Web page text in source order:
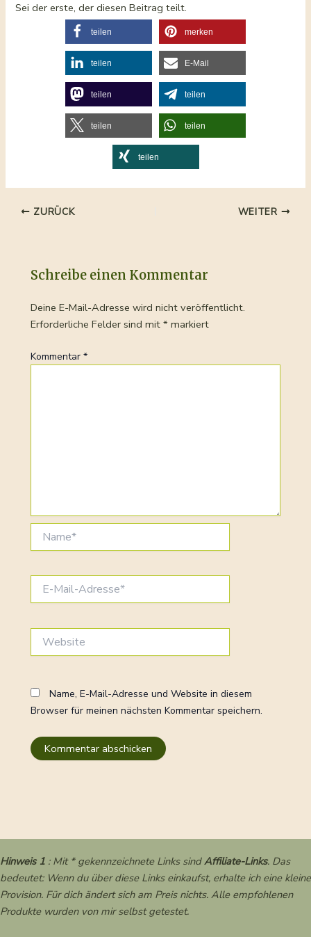
Sei der erste, der diesen Beitrag teilt.
teilen merken
teilen E-Mail
teilen teilen
teilen teilen
teilen
Beitragsnavigation
ZURÜCK WEITER
Schreibe einen Kommentar
Deine E-Mail-Adresse wird nicht veröffentlicht.
Erforderliche Felder sind mit* markiert
Kommentar*
Mail-
Name, E-Mail-Adresse und Website in diesem
Browser für meinen nächsten Kommentar speichern.
Hinweis 1 : Mit * gekennzeichnete Links sindAffiliate-Links. Das
bedeutet: Wenn du über diese Links einkaufst, erhalte ich eine kleine
Provision. Für dich ändert sich am Preis nichts. Alle empfohlenen
Produkte wurden von mir selbst getestet.